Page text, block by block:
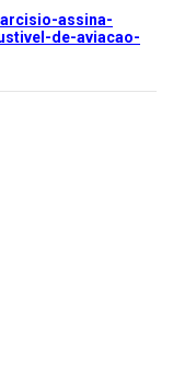
assina-
de-aviacao-